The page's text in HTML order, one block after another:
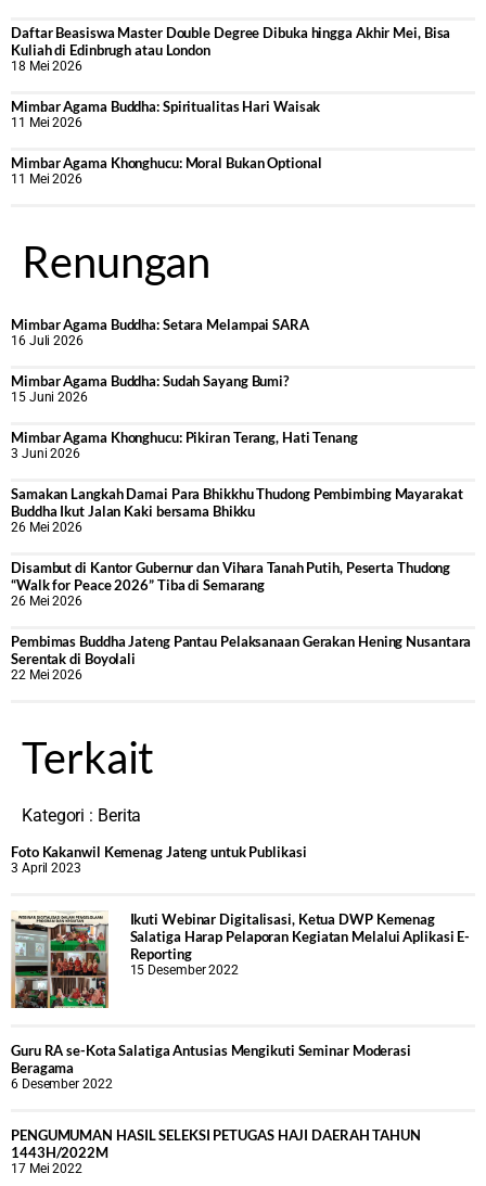
Daftar Beasiswa Master Double Degree Dibuka hingga Akhir Mei, Bisa
Kuliah di Edinbrugh atau London
18 Mei 2026
Mimbar Agama Buddha: Spiritualitas Hari Waisak
11 Mei 2026
Mimbar Agama Khonghucu: Moral Bukan Optional
11 Mei 2026
Renungan
Mimbar Agama Buddha: Setara Melampai SARA
16 Juli 2026
Mimbar Agama Buddha: Sudah Sayang Bumi?
15 Juni 2026
Mimbar Agama Khonghucu: Pikiran Terang, Hati Tenang
3 Juni 2026
Samakan Langkah Damai Para Bhikkhu Thudong Pembimbing Mayarakat
Buddha Ikut Jalan Kaki bersama Bhikku
26 Mei 2026
Disambut di Kantor Gubernur dan Vihara Tanah Putih, Peserta Thudong
“Walk for Peace 2026” Tiba di Semarang
26 Mei 2026
‎Pembimas Buddha Jateng Pantau Pelaksanaan Gerakan Hening Nusantara
Serentak di Boyolali
22 Mei 2026
Terkait
Kategori : Berita
Foto Kakanwil Kemenag Jateng untuk Publikasi
3 April 2023
Ikuti Webinar Digitalisasi, Ketua DWP Kemenag
Salatiga Harap Pelaporan Kegiatan Melalui Aplikasi E-
Reporting
15 Desember 2022
Guru RA se-Kota Salatiga Antusias Mengikuti Seminar Moderasi
Beragama
6 Desember 2022
PENGUMUMAN HASIL SELEKSI PETUGAS HAJI DAERAH TAHUN
1443H/2022M
17 Mei 2022